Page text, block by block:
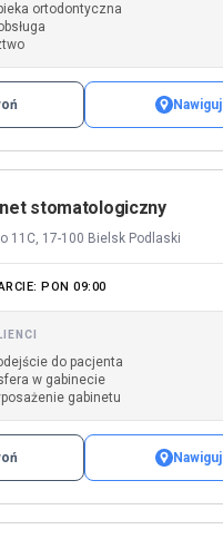
ortodontyczna
Nawiguj
stomatologiczny
11C, 17-100 Bielsk Podlaski
PON 09:00
do pacjenta
w gabinecie
gabinetu
Nawiguj